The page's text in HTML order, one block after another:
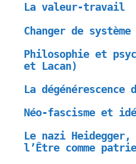
La valeur-travail
Changer de
Philosophie et
et Lacan)
La dégénérescence
Néo-fascisme et
Le nazi
l’Être comme patrie